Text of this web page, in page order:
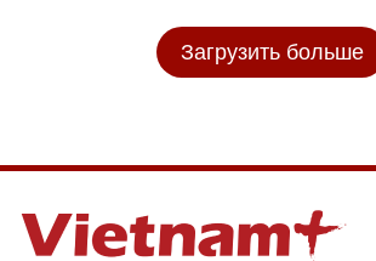
Загрузить больше